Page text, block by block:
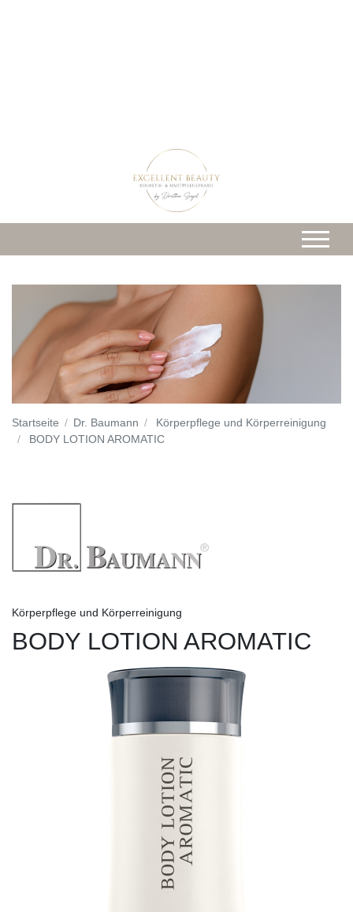
Startseite Dr. Baumann
Körperpflege und Körperreinigung
BODY LOTION AROMATIC
Körperpflege und Körperreinigung
BODY LOTION AROMATIC